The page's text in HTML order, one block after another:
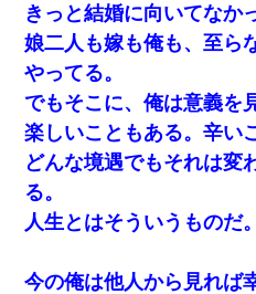
きっと結婚に向いてなか
娘二人も嫁も俺も、至ら
やってる。
でもそこに、俺は意義を
楽しいこともある。辛い
どんな境遇でもそれは変
る。
人生とはそういうものだ。
今の俺は他人から見れば